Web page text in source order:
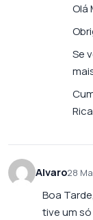
Olá
Se
Alvaro28
Boa
tive um